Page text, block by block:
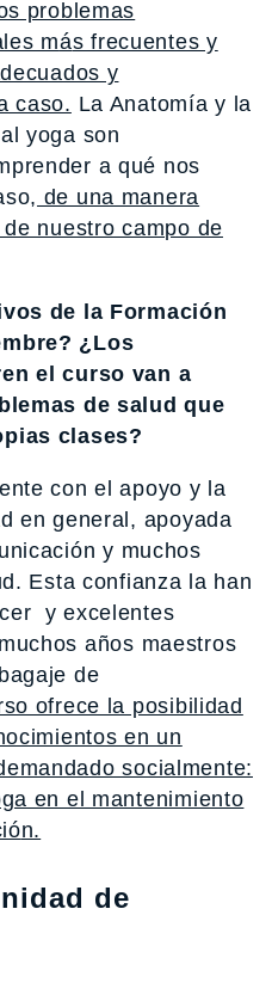
problemas
más frecuentes y
y
caso. La Anatomía y la
yoga son
a qué nos
de una manera
nuestro campo de
de la Formación
¿Los
el curso van a
de salud que
clases?
con el apoyo y la
en general, apoyada
ón y muchos
Esta confianza la han
y excelentes
años maestros
de
ofrece la posibilidad
en un
socialmente:
en el mantenimiento
ón.
de